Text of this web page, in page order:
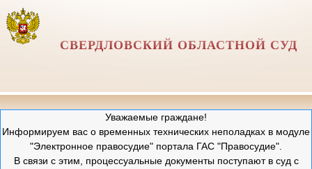
СВЕРДЛОВСКИЙ ОБЛАСТНОЙ СУД
Уважаемые граждане!
Информируем вас о временных технических неполадках в модуле
"Электронное правосудие" портала ГАС "Правосудие".
В связи с этим, процессуальные документы поступают в суд с